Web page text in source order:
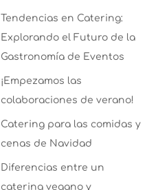
Tendencias en Catering:
Explorando el Futuro de la
Gastronomía de Eventos
¡Empezamos las
colaboraciones de verano!
Catering para las comidas y
cenas de Navidad
Diferencias entre un
catering vegano y